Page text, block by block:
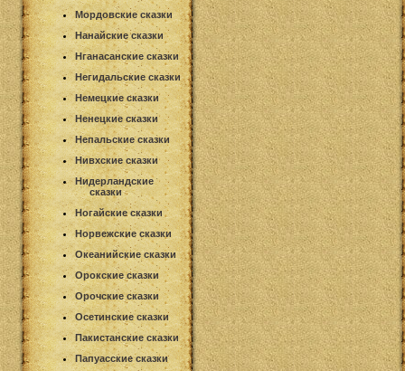
Мордовские сказки
Нанайские сказки
Нганасанские сказки
Негидальские сказки
Немецкие сказки
Ненецкие сказки
Непальские сказки
Нивхские сказки
Нидерландские
сказки
Ногайские сказки
Норвежские сказки
Океанийские сказки
Орокские сказки
Орочские сказки
Осетинские сказки
Пакистанские сказки
Папуасские сказки